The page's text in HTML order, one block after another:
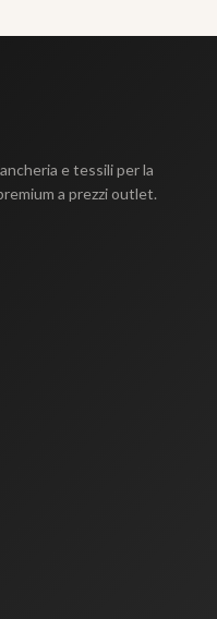
e tessili per la
a prezzi outlet.